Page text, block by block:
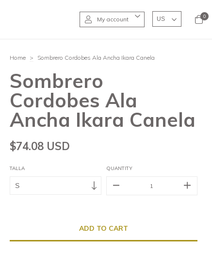
My account 0
Home > Sombrero Cordobes Ala Ancha Ikara Canela
Sombrero
Cordobes Ala
Ancha Ikara Canela
$74.08 USD
TALLA QUANTITY